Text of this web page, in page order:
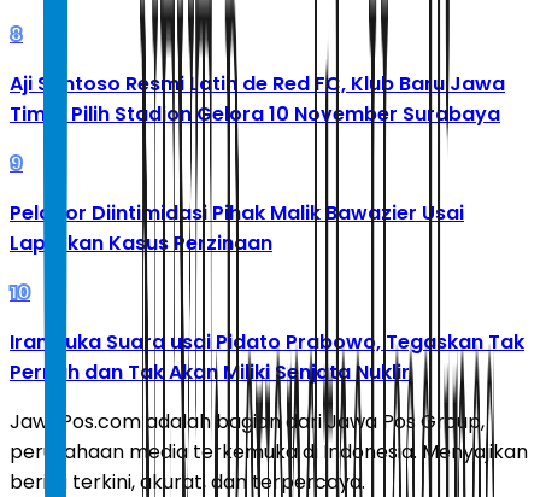
8
Aji Santoso Resmi Latih de Red FC, Klub Baru Jawa
Timur Pilih Stadion Gelora 10 November Surabaya
9
Pelapor Diintimidasi Pihak Malik Bawazier Usai
Laporkan Kasus Perzinaan
10
Iran Buka Suara usai Pidato Prabowo, Tegaskan Tak
Pernah dan Tak Akan Miliki Senjata Nuklir
JawaPos.com adalah bagian dari Jawa Pos Group,
perusahaan media terkemuka di Indonesia. Menyajikan
berita terkini, akurat, dan terpercaya.